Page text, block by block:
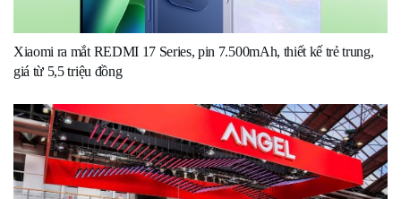
Xiaomi ra mắt REDMI 17 Series, pin 7.500mAh, thiết kế trẻ trung,
giá từ 5,5 triệu đồng